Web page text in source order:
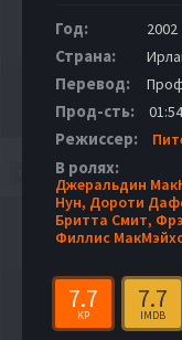
Год: 2002
Страна:
Перевод:
Прод-сть:
Режиссер:
В ролях:
Джеральдин
Нун, Дороти
Бритта Смит,
Филлис
7.7
KP
7.7
IMDB